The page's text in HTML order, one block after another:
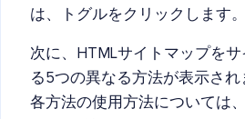
は、トグルをクリックします。
次に、HTMLサイトマップを
る5つの異なる方法が表示さ
各方法の使用方法については、